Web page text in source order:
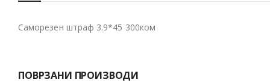
Cаморезен штраф 3.9*45 300ком
ПОВРЗАНИ ПРОИЗВОДИ